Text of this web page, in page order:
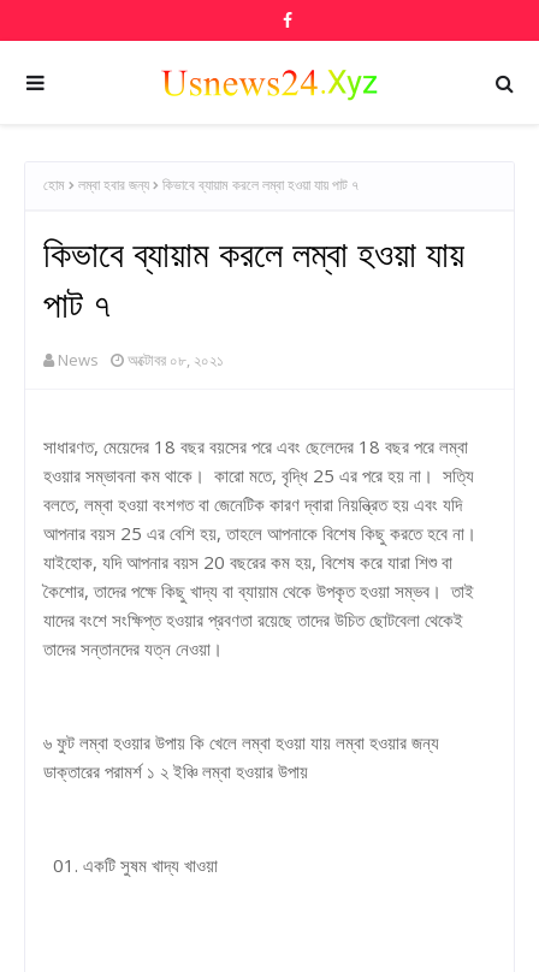
হোম লম্বা হবার জন্য কিভাবে ব্যায়াম করলে লম্বা হওয়া যায় পাট ৭
কিভাবে ব্যায়াম করলে লম্বা হওয়া যায়
পাট ৭
News অক্টোবর ০৮, ২০২১
সাধারণত, মেয়েদের 18 বছর বয়সের পরে এবং ছেলেদের 18 বছর পরে লম্বা
হওয়ার সম্ভাবনা কম থাকে। কারো মতে, বৃদ্ধি 25 এর পরে হয় না। সত্যি
বলতে, লম্বা হওয়া বংশগত বা জেনেটিক কারণ দ্বারা নিয়ন্ত্রিত হয় এবং যদি
আপনার বয়স 25 এর বেশি হয়, তাহলে আপনাকে বিশেষ কিছু করতে হবে না।
যাইহোক, যদি আপনার বয়স 20 বছরের কম হয়, বিশেষ করে যারা শিশু বা
কৈশোর, তাদের পক্ষে কিছু খাদ্য বা ব্যায়াম থেকে উপকৃত হওয়া সম্ভব। তাই
যাদের বংশে সংক্ষিপ্ত হওয়ার প্রবণতা রয়েছে তাদের উচিত ছোটবেলা থেকেই
তাদের সন্তানদের যত্ন নেওয়া।
৬ ফুট লম্বা হওয়ার উপায় কি খেলে লম্বা হওয়া যায় লম্বা হওয়ার জন্য
ডাক্তারের পরামর্শ ১ ২ ইঞ্চি লম্বা হওয়ার উপায়
01. একটি সুষম খাদ্য খাওয়া